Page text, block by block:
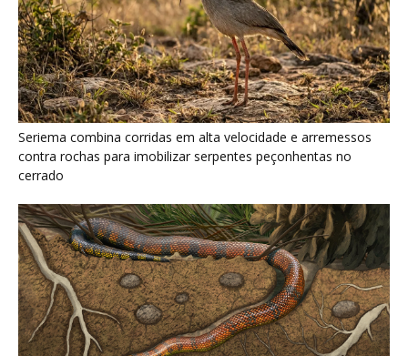
Serpente escavadora brasileira Tametara mirim reescreve a
evolução dos répteis